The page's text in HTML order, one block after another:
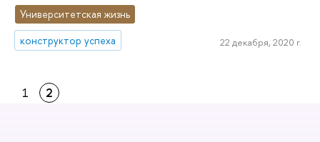
Университетская жизнь
конструктор успеха
22 декабря, 2020 г.
1 2